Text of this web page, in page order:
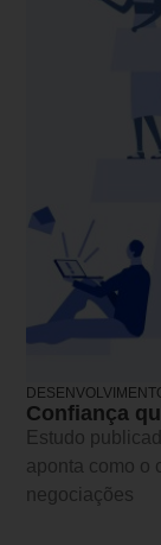
Confiança
Estudo
aponta como o
negociações